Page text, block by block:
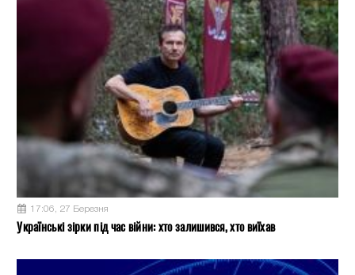
17:06, 27 Березня
Українські зірки під час війни: хто залишився, хто виїхав